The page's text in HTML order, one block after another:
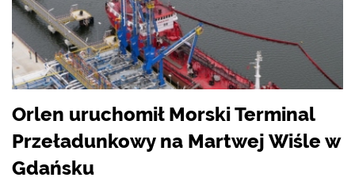
Orlen uruchomił Morski Terminal
Przeładunkowy na Martwej Wiśle w
Gdańsku